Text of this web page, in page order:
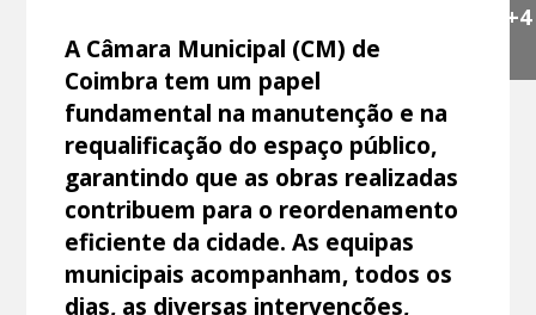
+4
A Câmara Municipal (CM) de
Coimbra tem um papel
fundamental na manutenção e na
requalificação do espaço público,
garantindo que as obras realizadas
contribuem para o reordenamento
eficiente da cidade. As equipas
municipais acompanham, todos os
dias, as diversas intervenções,